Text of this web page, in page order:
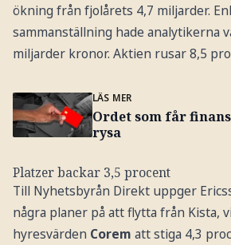
ökning från fjolårets 4,7 miljarder.
sammanställning hade analytikerna
miljarder kronor. Aktien rusar 8,5
LÄS MER
Ordet som får
rysa
Platzer backar 3,5 procent
Till Nyhetsbyrån Direkt uppger
några planer på att flytta från Kista,
hyresvärden Corem att stiga 4,3